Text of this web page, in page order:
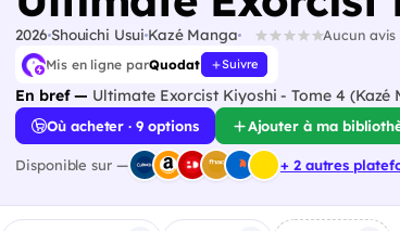
2026 Shouichi Usui Kazé Manga Aucun avis
Mis en ligne parQuodat Suivre
En bref — Ultimate Exorcist Kiyoshi - Tome 4 (Kazé
Où acheter · 9 options Ajouter à ma
Disponible sur — + 2 autres